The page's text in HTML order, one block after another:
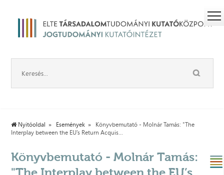
Nyitóoldal Események
Könyvbemutató - Molnár Tamás: "The
Interplay between the EU’s Return Acquis...
Könyvbemutató - Molnár Tamás: